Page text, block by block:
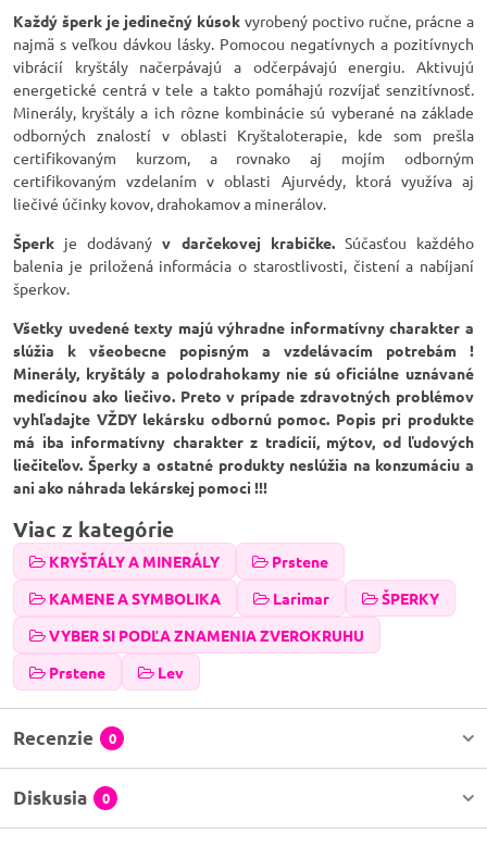
Každý šperk je jedinečný kúsok vyrobený poctivo ručne, prácne a
najmä s veľkou dávkou lásky. Pomocou negatívnych a pozitívnych
vibrácií kryštály načerpávajú a odčerpávajú energiu. Aktivujú
energetické centrá v tele a takto pomáhajú rozvíjať senzitívnosť.
Minerály, kryštály a ich rôzne kombinácie sú vyberané na základe
odborných znalostí v oblasti Kryštaloterapie, kde som prešla
certifikovaným kurzom, a rovnako aj mojím odborným
certifikovaným vzdelaním v oblasti Ajurvédy, ktorá využíva aj
liečivé účinky kovov, drahokamov a minerálov.
Šperk je dodávanýv darčekovej krabičke.Súčasťou každého
balenia je priložená informácia o starostlivosti, čistení a nabíjaní
šperkov.
Všetky uvedené texty majú výhradne informatívny charakter a
slúžia k všeobecne popisným a vzdelávacím potrebám !
Minerály, kryštály a polodrahokamy nie sú oficiálne uznávané
medicínou ako liečivo. Preto v prípade zdravotných problémov
vyhľadajte VŽDY lekársku odbornú pomoc. Popis pri produkte
má iba informatívny charakter z tradícií, mýtov, od ľudových
liečiteľov. Šperky a ostatné produkty neslúžia na konzumáciu a
ani ako náhrada lekárskej pomoci !!!
Viac z kategórie
KRYŠTÁLY A MINERÁLY
Prstene
KAMENE A SYMBOLIKA
Larimar
ŠPERKY
VYBER SI PODĽA ZNAMENIA ZVEROKRUHU
Prstene
Lev
Recenzie 0
Diskusia 0